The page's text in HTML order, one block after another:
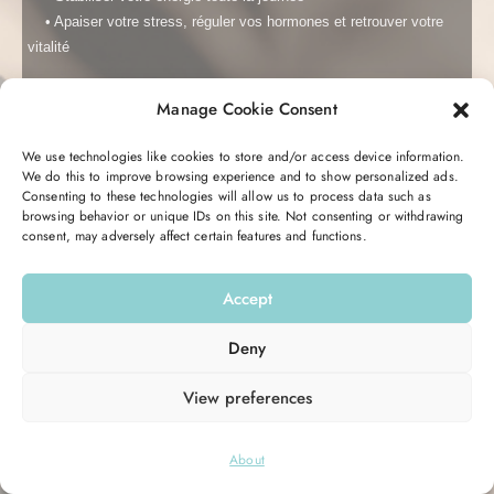
Manage Cookie Consent
We use technologies like cookies to store and/or access device information.
We do this to improve browsing experience and to show personalized ads.
Consenting to these technologies will allow us to process data such as
browsing behavior or unique IDs on this site. Not consenting or withdrawing
consent, may adversely affect certain features and functions.
Accept
Deny
View preferences
About
Se connecter
Hello Good Shape
• Apaiser votre stress, réguler vos hormones et retrouver votre
vitalité
C’est totalement gratuit et transformant.
Vous recevrez pendant 5 jours un email avec des conseils, des
astuces, et une action à réaliser pour retrouver votre équilibre
hormonal et votre énergie.
Entrez votre email ici pour commencer :